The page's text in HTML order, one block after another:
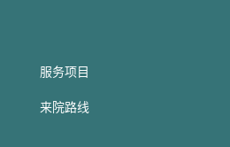
服务项目
来院路线